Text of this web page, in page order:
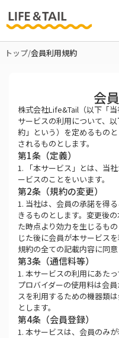
トップ/会員利用規約
会
株式会社Life&Tail（以下「
サービスの利用について、
約」という）を定めるもの
されるものとします。
第1条（定義）
1. 「本サービス」とは、当
ービスのことをいいます。
第2条（規約の変更）
1. 当社は、会員の承諾を得
きるものとします。変更後
た時点より効力を生じるも
じた後に会員が本サービス
規約の全ての記載内容に同意
第3条（通信料等）
1. 本サービスの利用にあた
プロバイダーの使用料は会
スを利用するための機器類
とします。
第4条（会員登録）
1. 本サービスは、会員のみ